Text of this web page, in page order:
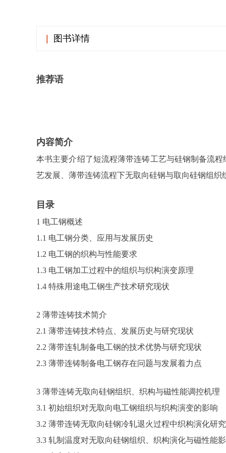
推荐语
内容简介
本书主要介绍了短流程薄带连铸工艺与硅钢制备流
艺发展、薄带连铸流程下无取向硅钢与取向硅钢组
目录
1 电工钢概述
1.1 电工钢分类、应用与发展历史
1.2 电工钢的织构与性能要求
1.3 电工钢加工过程中的组织与织构演变原理
1.4 特殊用途电工钢生产技术研究现状
2 薄带连铸技术简介
2.1 薄带连铸技术特点、发展历史与研究现状
2.2 薄带连轧制备电工钢的技术优势与研究现状
2.3 薄带连铸制备电工钢存在问题与发展着力点
3 薄带连铸无取向硅钢组织、织构与磁性能调控机理
3.1 初始组织对无取向电工钢组织与织构演变的影响
3.2 薄带连铸无取向硅钢冷轧退火过程中织构演化研究
3.3 轧制温度对无取向硅钢组织、织构演化与磁性能
图书详情